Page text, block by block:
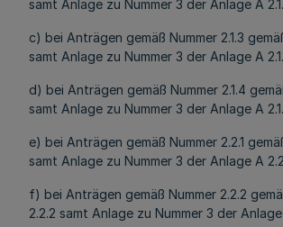
samt Anlage zu Nummer 3 der Anlage A
c) bei Anträgen gemäß Nummer 2.1.3
samt Anlage zu Nummer 3 der Anlage A
d) bei Anträgen gemäß Nummer 2.1.4
samt Anlage zu Nummer 3 der Anlage A
e) bei Anträgen gemäß Nummer 2.2.1
samt Anlage zu Nummer 3 der Anlage A
f) bei Anträgen gemäß Nummer 2.2.2
2.2.2 samt Anlage zu Nummer 3 der Anlage